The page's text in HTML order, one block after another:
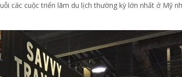
các cuộc triển lãm du lịch thường kỳ lớn nhất ở Mỹ